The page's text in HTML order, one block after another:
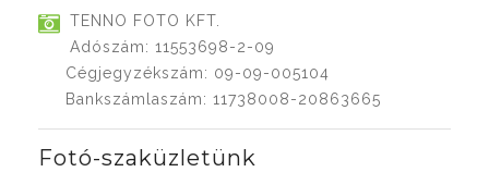
TENNO FOTO KFT.
Adószám: 11553698-2-09
Cégjegyzékszám: 09-09-005104
Bankszámlaszám: 11738008-20863665
Fotó-szaküzletünk